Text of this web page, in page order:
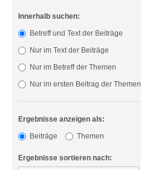
Innerhalb suchen:
Betreff und Text der Beiträge
Nur im Text der Beiträge
Nur im Betreff der Themen
Nur im ersten Beitrag der Themen
Ergebnisse anzeigen als:
Beiträge
Themen
Ergebnisse sortieren nach: